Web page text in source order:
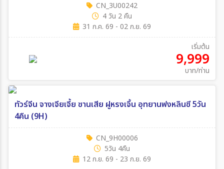
CN_3U00242
4 วัน 2 คืน
31 ก.ค. 69 - 02 ก.ย. 69
เริ่มต้น
9,999
บาท/ท่าน
ทัวร์จีน จางเจียเจี้ย ซานเสีย ฝูหรงเจิ้น อุทยานฟงหลินซี 5วัน
4คืน (9H)
CN_9H00006
5วัน 4คืน
12 ก.ย. 69 - 23 ก.ย. 69